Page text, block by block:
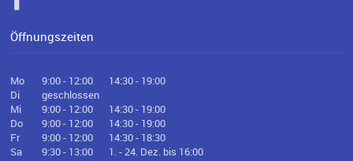
Öffnungszeiten
Mo 9:00 - 12:00
14:30 - 19:00
Di
geschlossen
Mi
9:00 - 12:00
14:30 - 19:00
Do
9:00 - 12:00
14:30 - 19:00
Fr
9:00 - 12:00
14:30 - 18:30
Sa
9:30 - 13:00 1. - 24. Dez. bis 16:00